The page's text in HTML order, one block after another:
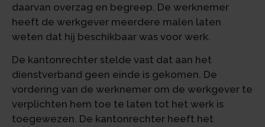
daarvan overzag en begreep. De werknemer
heeft de werkgever meerdere malen laten
weten dat hij beschikbaar was voor werk.
De kantonrechter stelde vast dat aan het
dienstverband geen einde is gekomen. De
vordering van de werknemer om de werkgever te
verplichten hem toe te laten tot het werk is
toegewezen. De kantonrechter heeft het